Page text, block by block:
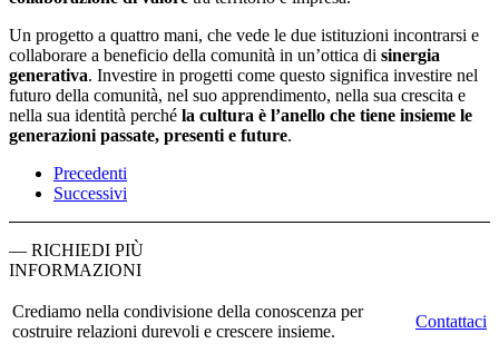
Un progetto a quattro mani, che vede le due istituzioni incontrarsi e
collaborare a beneficio della comunità in un’ottica di sinergia
generativa. Investire in progetti come questo significa investire nel
futuro della comunità, nel suo apprendimento, nella sua crescita e
nella sua identità perché la cultura è l’anello che tiene insieme le
generazioni passate, presenti e future.
Precedenti
Successivi
— RICHIEDI PIÙ
INFORMAZIONI
Crediamo nella condivisione della conoscenza per
costruire relazioni durevoli e crescere insieme.
Contattaci